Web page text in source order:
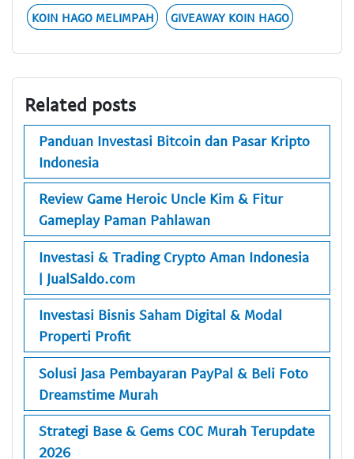
KOIN HAGO MELIMPAH GIVEAWAY KOIN HAGO
Related posts
Panduan Investasi Bitcoin dan Pasar Kripto
Indonesia
Review Game Heroic Uncle Kim & Fitur
Gameplay Paman Pahlawan
Investasi & Trading Crypto Aman Indonesia
| JualSaldo.com
Investasi Bisnis Saham Digital & Modal
Properti Profit
Solusi Jasa Pembayaran PayPal & Beli Foto
Dreamstime Murah
Strategi Base & Gems COC Murah Terupdate
2026